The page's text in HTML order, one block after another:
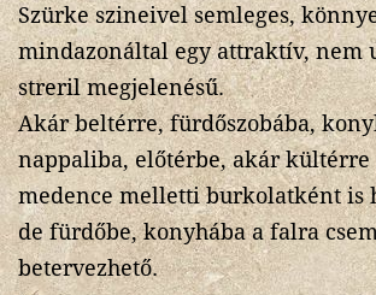
Szürke szineivel semleges,
mindazonáltal egy attraktív, nem
streril megjelenésű.
Akár beltérre, fürdőszobába,
nappaliba, előtérbe, akár kültérre
medence melletti burkolatként is
de fürdőbe, konyhába a falra
betervezhető.